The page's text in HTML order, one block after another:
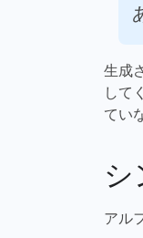
生成
して
てい
アル